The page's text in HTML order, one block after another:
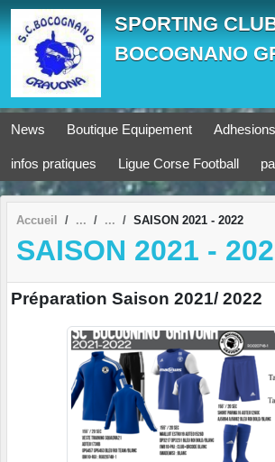
SPORTING
BOCOGNANO
News Boutique Equipement Adhesions
infos pratiques Ligue Corse Football
Accueil SAISON 2021 - 2022
SAISON 2021 -
Préparation Saison 2021/ 2022
Panneau de gestion des cookies